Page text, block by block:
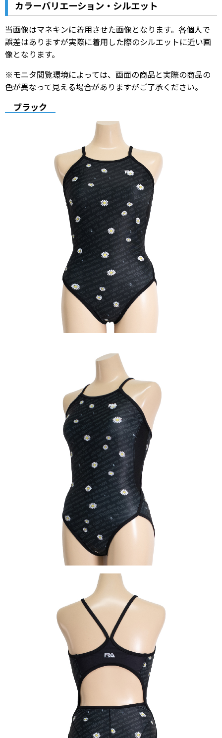
カラーバリエーション・シルエット
当画像はマネキンに着用させた画像となります。各個人で
誤差はありますが実際に着用した際のシルエットに近い画
像となります。
※モニタ閲覧環境によっては、画面の商品と実際の商品の
色が異なって見える場合がありますがご了承ください。
ブラック